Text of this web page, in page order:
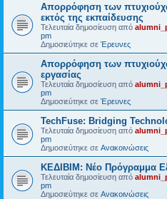
Απορρόφηση των
εκτός της εκπαίδευσης
Τελευταία δημοσίευση από
pm
Δημοσιεύτηκε σε Έρευνες
Απορρόφηση των
εργασίας
Τελευταία δημοσίευση από
pm
Δημοσιεύτηκε σε Έρευνες
TechFuse: Bridging
Τελευταία δημοσίευση από
pm
Δημοσιεύτηκε σε Ανακοινώσεις
ΚΕΔΙΒΙΜ: Νέο Πρόγραμμα
Τελευταία δημοσίευση από
pm
Δημοσιεύτηκε σε Ανακοινώσεις